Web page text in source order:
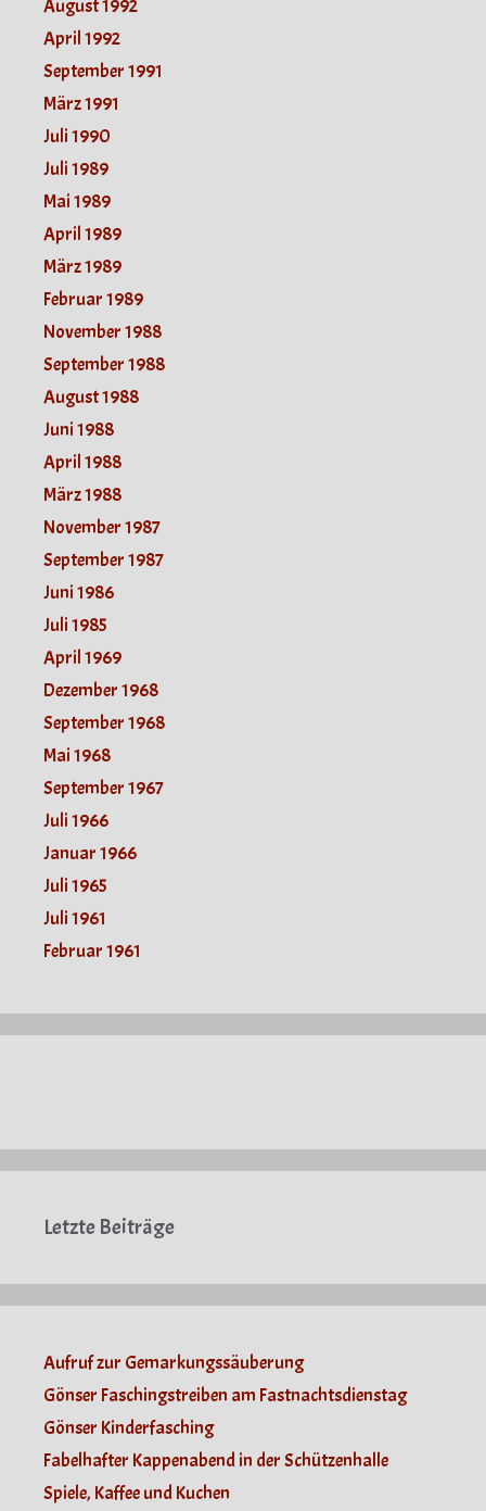
August 1992
April 1992
September 1991
März 1991
Juli 1990
Juli 1989
Mai 1989
April 1989
März 1989
Februar 1989
November 1988
September 1988
August 1988
Juni 1988
April 1988
März 1988
November 1987
September 1987
Juni 1986
Juli 1985
April 1969
Dezember 1968
September 1968
Mai 1968
September 1967
Juli 1966
Januar 1966
Juli 1965
Juli 1961
Februar 1961
Letzte Beiträge
Aufruf zur Gemarkungssäuberung
Gönser Faschingstreiben am Fastnachtsdienstag
Gönser Kinderfasching
Fabelhafter Kappenabend in der Schützenhalle
Spiele, Kaffee und Kuchen